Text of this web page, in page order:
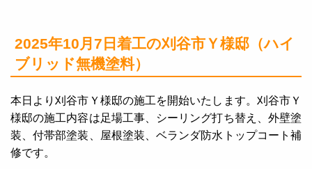
2025年10月7日着工の刈谷市Ｙ様邸（ハイ
ブリッド無機塗料）
本日より刈谷市Ｙ様邸の施工を開始いたします。刈谷市Ｙ
様邸の施工内容は足場工事、シーリング打ち替え、外壁塗
装、付帯部塗装、屋根塗装、ベランダ防水トップコート補
修です。